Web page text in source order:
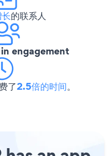
的联系人
in engagement
了2.5倍的时间。